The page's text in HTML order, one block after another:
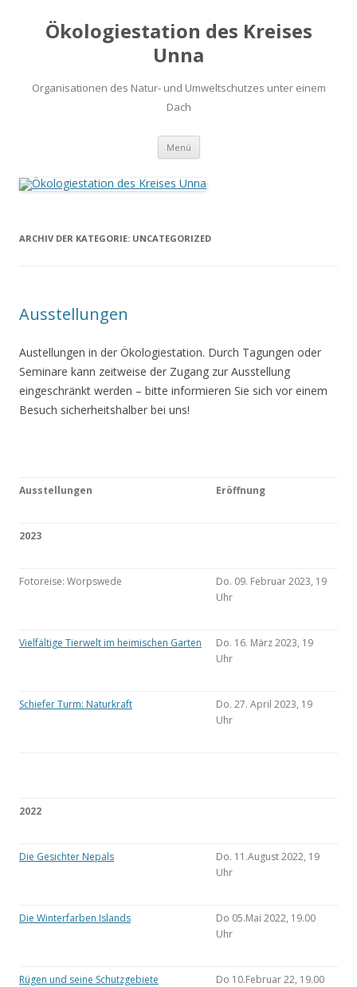
Ökologiestation des Kreises
Unna
Organisationen des Natur- und Umweltschutzes unter einem
Dach
Menü Zum
springen
ARCHIV DER KATEGORIE: UNCATEGORIZED
Ausstellungen
Austellungen in der Ökologiestation. Durch Tagungen oder
Seminare kann zeitweise der Zugang zur Ausstellung
eingeschränkt werden – bitte informieren Sie sich vor einem
Besuch sicherheitshalber bei uns!
Ausstellungen Eröffnung
2023
Fotoreise: Worpswede
Do. 09. Februar 2023, 19
Uhr
Vielfältige Tierwelt im heimischen Garten
Do. 16. März 2023, 19
Uhr
Schiefer Turm: Naturkraft
Do. 27. April 2023, 19
Uhr
2022
Die Gesichter Nepals
Do. 11.August 2022, 19
Uhr
Die Winterfarben Islands
Do 05.Mai 2022, 19.00
Uhr
Rügen und seine Schutzgebiete
Do 10.Februar 22, 19.00